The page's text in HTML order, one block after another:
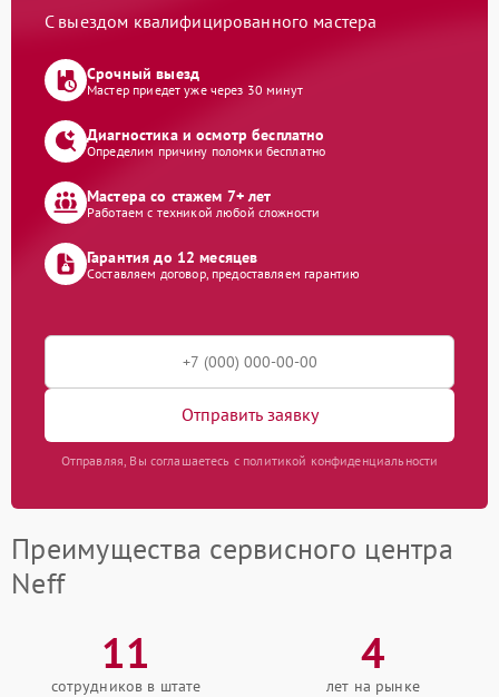
С выездом квалифицированного мастера
Срочный выезд
Мастер приедет уже через 30 минут
Диагностика и осмотр бесплатно
Определим причину поломки бесплатно
Мастера со стажем 7+ лет
Работаем с техникой любой сложности
Гарантия до 12 месяцев
Составляем договор, предоставляем гарантию
Отправить заявку
Отправляя, Вы соглашаетесь с политикой конфиденциальности
Преимущества сервисного центра
Neff
11
сотрудников в штате
4
лет на рынке